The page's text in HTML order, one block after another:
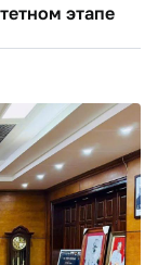
этапе